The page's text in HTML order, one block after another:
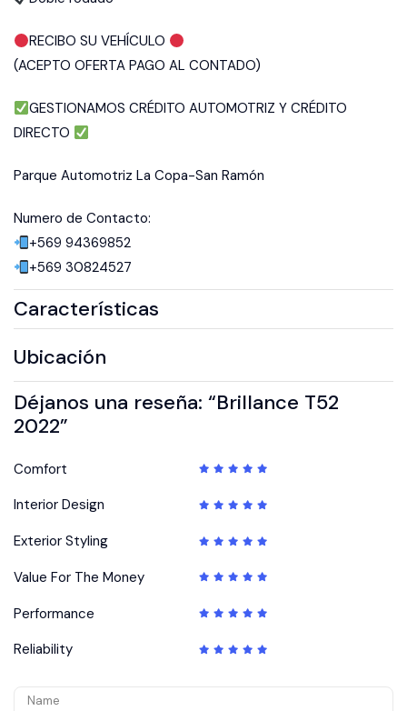
RECIBO SU VEHÍCULO
(ACEPTO OFERTA PAGO AL CONTADO)
GESTIONAMOS CRÉDITO AUTOMOTRIZ Y CRÉDITO
DIRECTO
Parque Automotriz La Copa-San Ramón
Numero de Contacto:
+569 94369852
+569 30824527
Características
Ubicación
Déjanos una reseña: “Brillance T52
2022”
Comfort
Interior Design
Exterior Styling
Value For The Money
Performance
Reliability
Name